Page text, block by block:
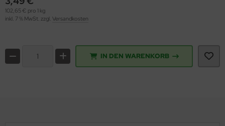
102,65 € pro 1 kg
inkl. 7 % MwSt. zzgl. Versandkosten
IN DEN WARENKORB